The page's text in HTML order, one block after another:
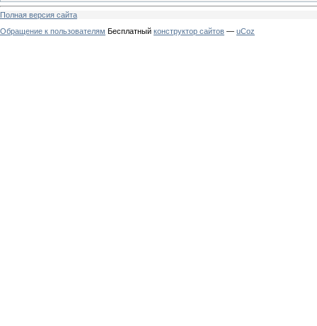
Полная версия сайта
Обращение к пользователям Бесплатный конструктор сайтов — uCoz